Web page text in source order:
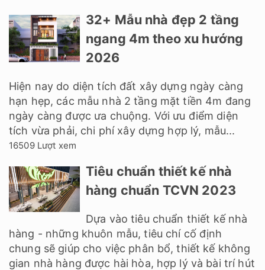
32+ Mẫu nhà đẹp 2 tầng
ngang 4m theo xu hướng
2026
Hiện nay do diện tích đất xây dựng ngày càng
hạn hẹp, các mẫu nhà 2 tầng mặt tiền 4m đang
ngày càng được ưa chuộng. Với ưu điểm diện
tích vừa phải, chi phí xây dựng hợp lý, mẫu...
16509 Lượt xem
Tiêu chuẩn thiết kế nhà
hàng chuẩn TCVN 2023
Dựa vào tiêu chuẩn thiết kế nhà
hàng - những khuôn mẫu, tiêu chí cố định
chung sẽ giúp cho việc phân bổ, thiết kế không
gian nhà hàng được hài hòa, hợp lý và bài trí hút